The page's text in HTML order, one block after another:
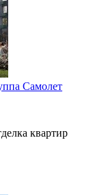
Самолет
квартир